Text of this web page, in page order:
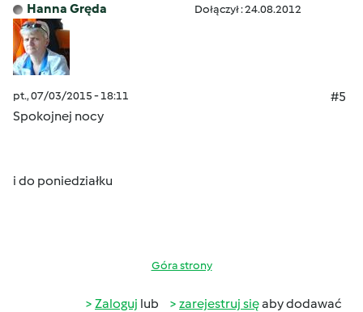
Hanna Gręda Dołączył : 24.08.2012
pt., 07/03/2015 - 18:11
#5
Spokojnej nocy
i do poniedziałku
Góra strony
Zaloguj lub zarejestruj sięaby dodawać